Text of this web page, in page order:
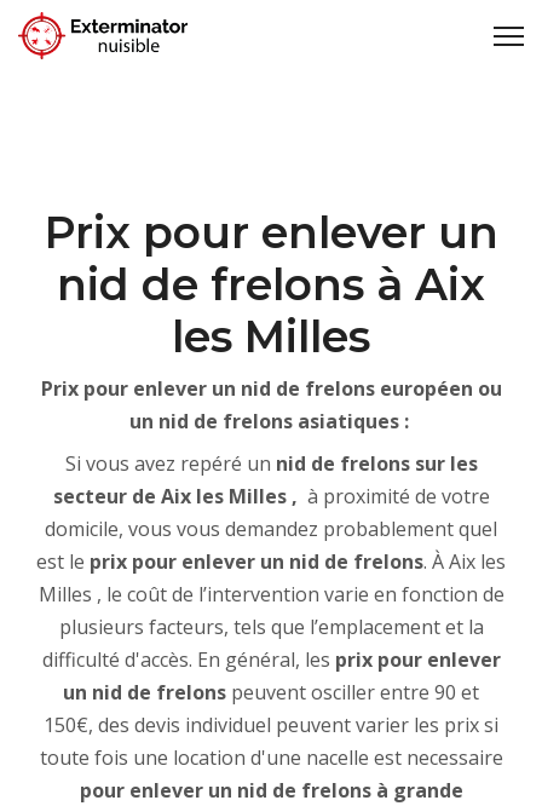
Prix pour enlever un
nid de frelons à Aix
les Milles
Prix pour enlever un nid de frelons européen ou
un nid de frelons asiatiques :
Si vous avez repéré un nid de frelons sur les
secteur de Aix les Milles , à proximité de votre
domicile, vous vous demandez probablement quel
est le prix pour enlever un nid de frelons. À Aix les
Milles , le coût de l’intervention varie en fonction de
plusieurs facteurs, tels que l’emplacement et la
difficulté d'accès. En général, les prix pour enlever
un nid de frelons peuvent osciller entre 90 et
150€, des devis individuel peuvent varier les prix si
toute fois une location d'une nacelle est necessaire
pour enlever un nid de frelons à grande